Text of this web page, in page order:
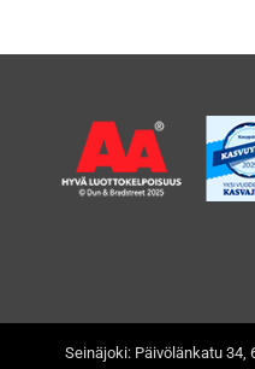
Seinäjoki: Päivölänkatu 34,